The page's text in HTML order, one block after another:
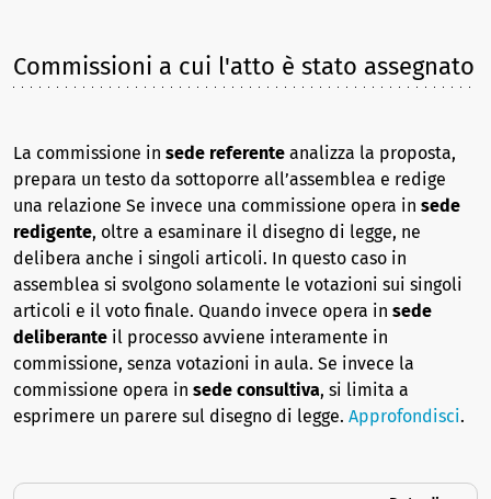
Commissioni a cui l'atto è stato assegnato
La commissione in sede referente analizza la proposta,
prepara un testo da sottoporre all’assemblea e redige
una relazione Se invece una commissione opera in sede
redigente, oltre a esaminare il disegno di legge, ne
delibera anche i singoli articoli. In questo caso in
assemblea si svolgono solamente le votazioni sui singoli
articoli e il voto finale. Quando invece opera in sede
deliberante il processo avviene interamente in
commissione, senza votazioni in aula. Se invece la
commissione opera in sede consultiva, si limita a
esprimere un parere sul disegno di legge. Approfondisci.